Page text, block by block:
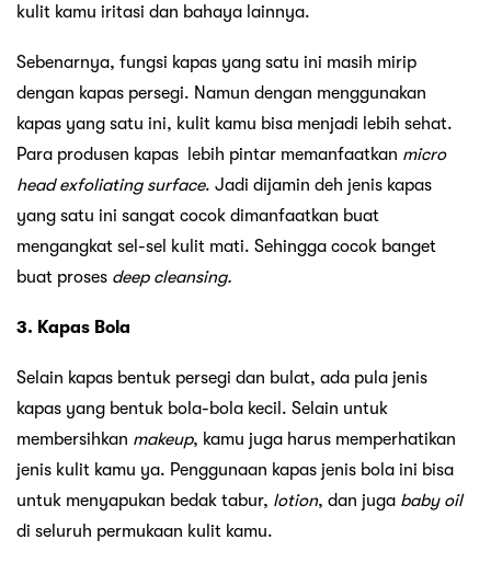
kulit kamu iritasi dan bahaya lainnya.
Sebenarnya, fungsi kapas yang satu ini masih mirip
dengan kapas persegi. Namun dengan menggunakan
kapas yang satu ini, kulit kamu bisa menjadi lebih sehat.
Para produsen kapas lebih pintar memanfaatkan micro
head exfoliating surface. Jadi dijamin deh jenis kapas
yang satu ini sangat cocok dimanfaatkan buat
mengangkat sel-sel kulit mati. Sehingga cocok banget
buat proses deep cleansing.
3. Kapas Bola
Selain kapas bentuk persegi dan bulat, ada pula jenis
kapas yang bentuk bola-bola kecil. Selain untuk
membersihkan makeup, kamu juga harus memperhatikan
jenis kulit kamu ya. Penggunaan kapas jenis bola ini bisa
untuk menyapukan bedak tabur, lotion, dan juga baby oil
di seluruh permukaan kulit kamu.